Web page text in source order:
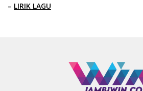
– LIRIK LAGU